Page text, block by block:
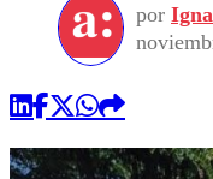
por